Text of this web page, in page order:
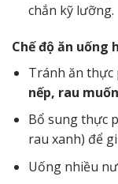
chắn kỹ lưỡng.
Chế độ ăn uống
Tránh ăn thực
nếp, rau
Bổ sung thực
rau xanh) để
Uống nhiều